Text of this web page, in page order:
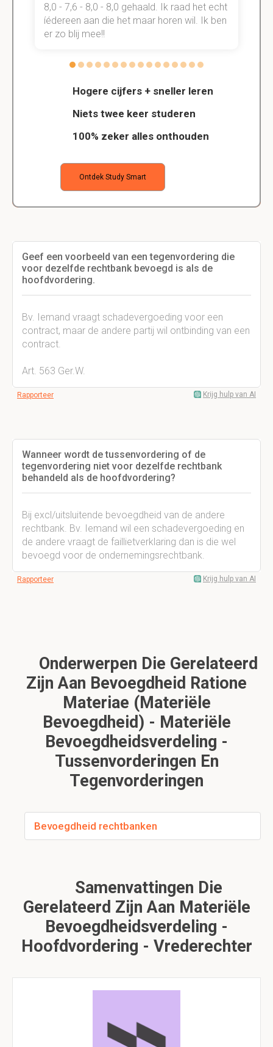
Hogere cijfers + sneller leren
Niets twee keer studeren
100% zeker alles onthouden
Ontdek Study Smart
8,0 - 7,6 - 8,0 - 8,0 gehaald. Ik raad het echt
íédereen aan die het maar horen wil. Ik ben
er zo blij mee!!
Geef een voorbeeld van een tegenvordering die
voor dezelfde rechtbank bevoegd is als de
hoofdvordering.
Bv. Iemand vraagt schadevergoeding voor een
contract, maar de andere partij wil ontbinding van een
contract.
Art. 563 Ger.W.
Rapporteer Krijg hulp van AI
Wanneer wordt de tussenvordering of de
tegenvordering niet voor dezelfde rechtbank
behandeld als de hoofdvordering?
Bij excl/uitsluitende bevoegdheid van de andere
rechtbank. Bv. Iemand wil een schadevergoeding en
de andere vraagt de faillietverklaring dan is die wel
bevoegd voor de ondernemingsrechtbank.
Rapporteer Krijg hulp van AI
Onderwerpen Die Gerelateerd
Zijn Aan Bevoegdheid Ratione
Materiae (Materiële
Bevoegdheid) - Materiële
Bevoegdheidsverdeling -
Tussenvorderingen En
Tegenvorderingen
Bevoegdheid rechtbanken
Samenvattingen Die
Gerelateerd Zijn Aan Materiële
Bevoegdheidsverdeling -
Hoofdvordering - Vrederechter